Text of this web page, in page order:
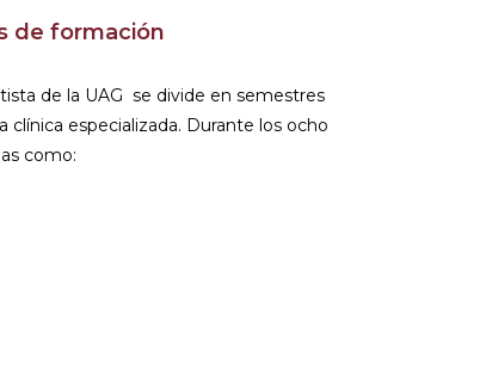
de formación
de la UAG se divide en semestres
clínica especializada. Durante los ocho
como: